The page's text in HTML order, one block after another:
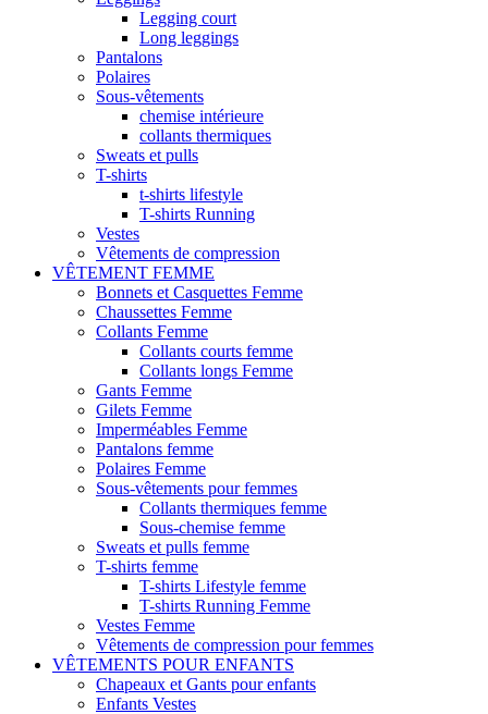
Legging court
Long leggings
Pantalons
Polaires
Sous-vêtements
chemise intérieure
collants thermiques
Sweats et pulls
T-shirts
t-shirts lifestyle
T-shirts Running
Vestes
Vêtements de compression
VÊTEMENT FEMME
Bonnets et Casquettes Femme
Chaussettes Femme
Collants Femme
Collants courts femme
Collants longs Femme
Gants Femme
Gilets Femme
Imperméables Femme
Pantalons femme
Polaires Femme
Sous-vêtements pour femmes
Collants thermiques femme
Sous-chemise femme
Sweats et pulls femme
T-shirts femme
T-shirts Lifestyle femme
T-shirts Running Femme
Vestes Femme
Vêtements de compression pour femmes
VÊTEMENTS POUR ENFANTS
Chapeaux et Gants pour enfants
Enfants Vestes